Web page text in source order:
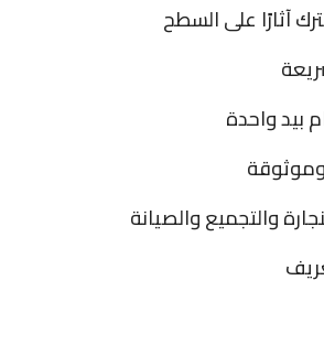
آثارًا على السطح
بيد واحدة
والتجميع والصيانة